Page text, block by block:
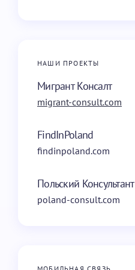
НАШИ ПРОЕКТЫ
Мигрант Консалт
migrant-consult.com
FindInPoland
findinpoland.com
Польский Консультант
poland-consult.com